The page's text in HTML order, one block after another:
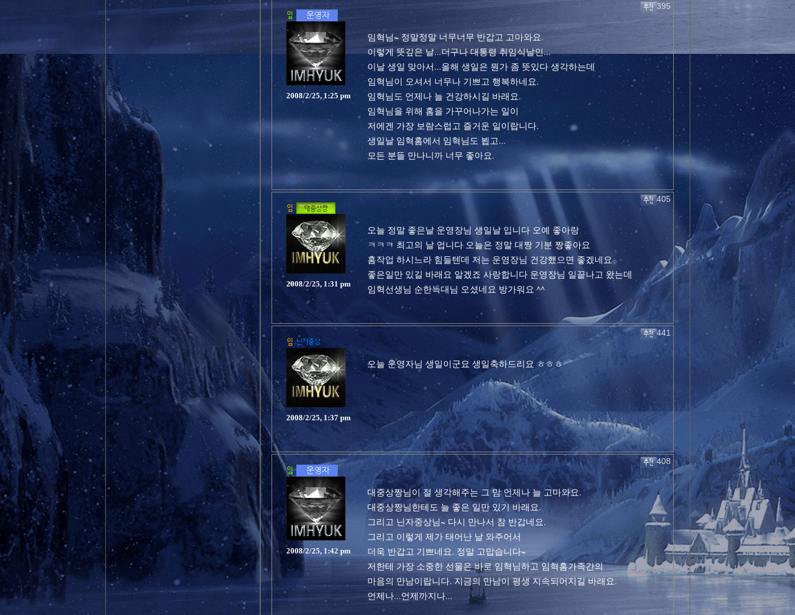
2008/2/25, 1:25 pm
395
임혁님~ 정말정말 너무너무 반갑고 고마와요.
이렇게 뜻깊은 날...더구나 대통령 취임식날인...
이날 생일 맞아서...올해 생일은 뭔가 좀 뜻있다 생각하는데
임혁님이 오셔서 너무나 기쁘고 행복하네요.
임혁님도 언제나 늘 건강하시길 바래요.
임혁님을 위해 홈을 가꾸어나가는 일이
저에겐 가장 보람스럽고 즐거운 일이랍니다.
생일날 임혁홈에서 임혁님도 뵙고...
모든 분들 만나니까 너무 좋아요.
2008/2/25, 1:31 pm
405
오늘 정말 좋은날 운영장님 생일날 입니다 오예 좋아랑
ㅋㅋㅋ 최고의 날 입니다 오늘은 정말 대짱 기분 짱좋아요
홈작업 하시느라 힘들텐데 저는 운영장님 건강했으면 좋겠네요
좋은일만 있길 바래요 알겠죠 사랑합니다 운영장님 일끝나고 왔는데
임혁선생님 순한늑대님 오셨네요 방가워요 ^^
2008/2/25, 1:37 pm
441
오늘 운영자님 생일이군요 생일축하드리요 ㅎㅎㅎ
2008/2/25, 1:42 pm
408
대중상짱님이 절 생각해주는 그 맘 언제나 늘 고마와요.
대중상짱님한테도 늘 좋은 일만 있기 바래요.
그리고 닌자중상님~ 다시 만나서 참 반갑네요.
그리고 이렇게 제가 태어난 날 와주어서
더욱 반갑고 기쁘네요. 정말 고맙습니다~
저한테 가장 소중한 선물은 바로 임혁님하고 임혁홈가족간의
마음의 만남이랍니다. 지금의 만남이 평생 지속되어지길 바래요.
언제나...언제까지나...